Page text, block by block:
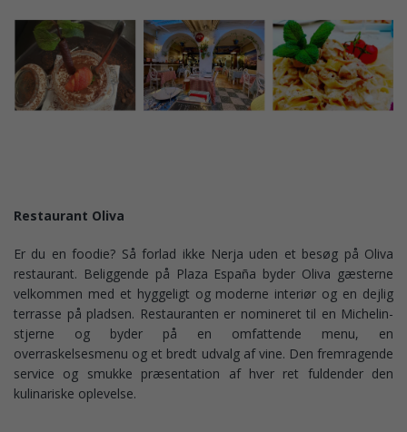
Restaurant Oliva
Er du en foodie? Så forlad ikke Nerja uden et besøg på Oliva
restaurant. Beliggende på Plaza España byder Oliva gæsterne
velkommen med et hyggeligt og moderne interiør og en dejlig
terrasse på pladsen. Restauranten er nomineret til en Michelin-
stjerne og byder på en omfattende menu, en
overraskelsesmenu og et bredt udvalg af vine. Den fremragende
service og smukke præsentation af hver ret fuldender den
kulinariske oplevelse.